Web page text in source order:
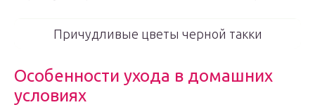
Причудливые цветы черной такки
Особенности ухода в домашних
условиях